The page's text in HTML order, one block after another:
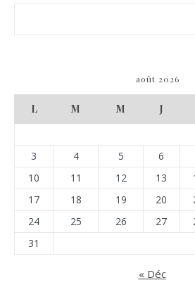
août 2026
L M M J
3
4 5 6
10
11 12 13
17
18 19 20
24
25 26 27
31
« Déc